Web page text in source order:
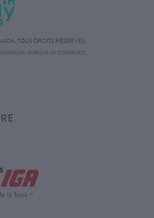
TOUS DROITS RÉSERVÉS.
·MARQUE DE COMMERCE